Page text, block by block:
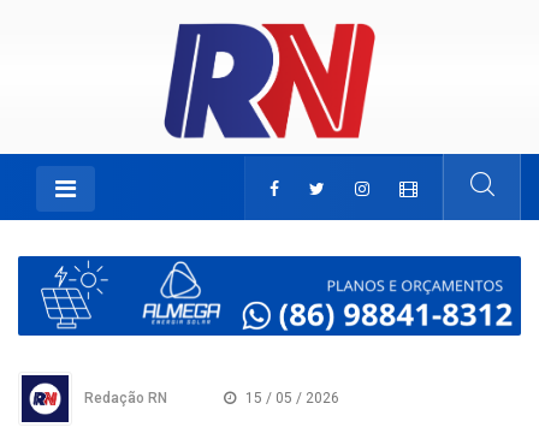
Redação RN 15 / 05 / 2026